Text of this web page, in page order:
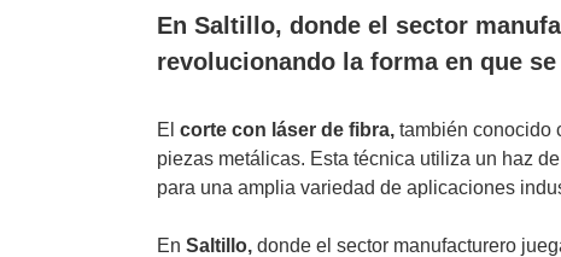
En Saltillo, donde el sector
revolucionando la forma en que
El corte con láser de fibra, también conocido
piezas metálicas. Esta técnica utiliza un haz
para una amplia variedad de aplicaciones
En Saltillo, donde el sector manufacturero